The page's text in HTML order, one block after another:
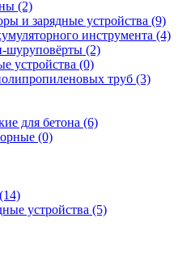
(2)
и зарядные устройства (9)
инструмента (4)
шуруповёрты (2)
устройства (0)
труб (3)
для бетона (6)
(0)
(14)
устройства (5)